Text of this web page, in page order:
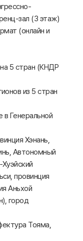
зал (3 этаж)
(онлайн и
5 стран (КНДР
из 5 стран
в Генеральной
Хэнань,
Автономный
провинция
Аньхой
город
Тояма,